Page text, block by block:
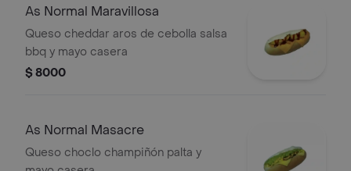
As Normal Maravillosa
Queso cheddar aros de cebolla salsa
bbq y mayo casera
$ 8000
As Normal Masacre
Queso choclo champiñón palta y